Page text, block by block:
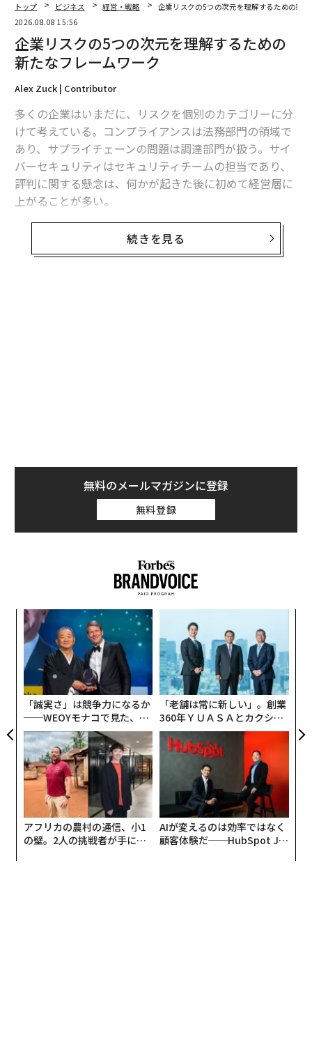
トップ ビジネス 経営・戦略
企業リスクの5つの次元を理解するための新
2026.08.08 15:56
企業リスクの5つの次元を理解するための
新たなフレームワーク
Alex Zuck | Contributor
多くの企業はいまだに、リスクを個別のカテゴリーに分
けて考えている。コンプライアンスは法務部門の領域で
あり、サプライチェーンの問題は調達部門が扱う。サイ
バーセキュリティはセキュリティチームの担当であり、
評判に関する懸念は、何かが起きた後に初めて経営層に
上がることが多い。
しかし現実には、ビジネスはそのようには動いていな
い。所有構造、サプライヤー、物流ネットワーク、金融
る商用データ、そして大規模な企業関係マッピングが組
み合わさることで、相互につながる企業や市場をリスク
がどのように伝播していくかを、これまで実現が難しか
った可視性の水準で追跡できるようになった。
この視野の広がりにより、リスクに対する理解のあり方
も変わる。AI時代における企業リスクを理解するための
より包括的なフレームワークは、以下の5つの次元から
始まる。
1. 事業体とアイデンティティのリスク
最初の問いは基礎的なものだ。自社が取引している相手
を把握しているか。
企業のアイデンティティを確立することは一見単純に聞
こえるが、現代の商取引の実態を考慮し始めると事情は
変わる。企業の所有者は変わる。ペーパーカンパニーは
実質的所有者を見えにくくする。不正な企業が正規の企
業を模倣する。記録は法域やデータソースをまたいで分
断されている。
事業体とアイデンティティのリスクとは、法的存在、所
続きを見る
無料のメールマガジンに登録
無料登録
「誠実さ」は競争力になるか
──WEOYモナコで見た、く
ら寿司の経営哲学
「老舗は常に新しい」。創業
360年ＹＵＡＳＡとカクシン
CEO田尻望が語る、AIを超え
る人の価値
アフリカの農村の通信、小1
の壁。2人の挑戦者が手にし
AIが変えるのは効率ではなく
顧客体験だ──HubSpot Ja